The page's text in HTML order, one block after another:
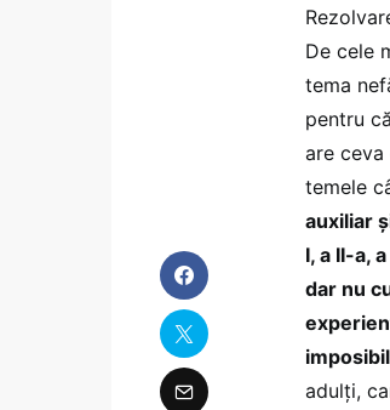
De cele
tema
pentru
are
temele
auxiliar
I, a II-a,
dar nu
adulţi,